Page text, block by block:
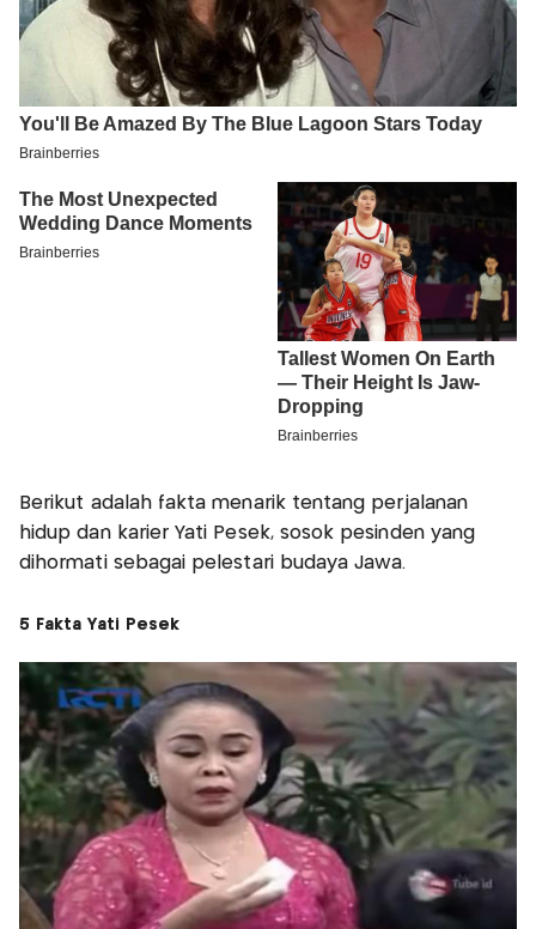
Berikut adalah fakta menarik tentang perjalanan
hidup dan karier Yati Pesek, sosok pesinden yang
dihormati sebagai pelestari budaya Jawa.
5 Fakta Yati Pesek